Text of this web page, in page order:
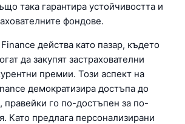
така гарантира устойчивостта и
фондове.
действа като пазар, където
да закупят застрахователни
премии. Този аспект на
демократизира достъпа до
правейки го по-достъпен за по-
Като предлага персонализирани